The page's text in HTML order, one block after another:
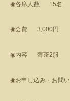
◉各席人数 15名
◉会費 3,000円
◉内容 薄茶2服
◉お申し込み・お問